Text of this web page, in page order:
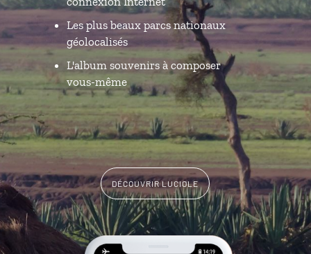
Les plus beaux parcs nationaux
géolocalisés
L'album souvenirs à composer
vous-même
DÉCOUVRIR LUCIOLE